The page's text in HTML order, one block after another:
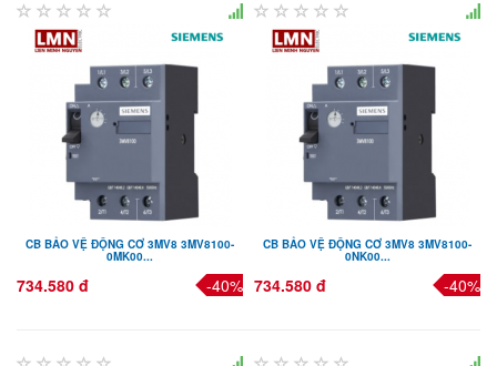
CB BẢO VỆ ĐỘNG CƠ 3MV8 3MV8100-
0MK00...
734.580 đ -40%
CB BẢO VỆ ĐỘNG CƠ 3MV8 3MV8100-
0NK00...
734.580 đ -40%